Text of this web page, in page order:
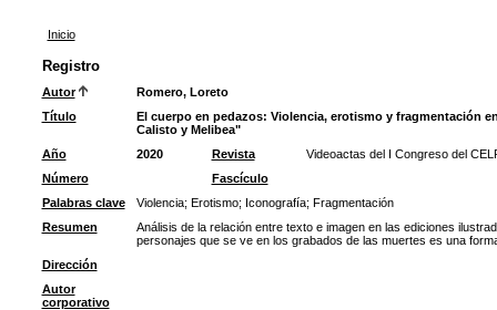
Inicio
Registro
Autor
Romero, Loreto
Título
El cuerpo en pedazos: Violencia, erotismo y fragmentación
Calisto y Melibea"
Año
2020 Revista
Videoactas del I Congreso del
Número
Fascículo
Palabras clave
Violencia; Erotismo; Iconografía; Fragmentación
Resumen
Análisis de la relación entre texto e imagen en las ediciones
personajes que se ve en los grabados de las muertes es una
Dirección
Autor
corporativo